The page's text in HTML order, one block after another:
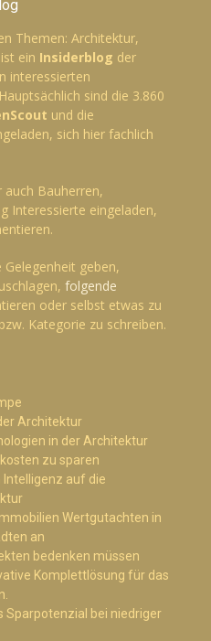
Themen: Architektur,
ein Insiderblog der
interessierten
sind die 3.860
und die
sich hier fachlich
auch Bauherren,
Interessierte eingeladen,
geben,
folgende
oder selbst etwas zu
Kategorie zu schreiben.
Architektur
in der Architektur
zu sparen
Intelligenz auf die
Wertgutachten in
an
bedenken müssen
Komplettlösung für das
Sparpotenzial bei niedriger